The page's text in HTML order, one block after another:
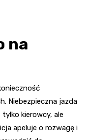
na
Niebezpieczna jazda
kierowcy, ale
apeluje o rozwagę i